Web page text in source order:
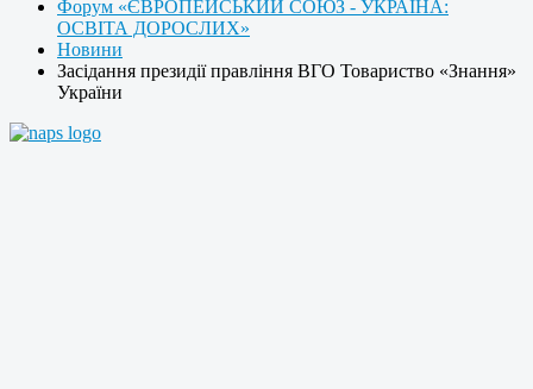
Форум «ЄВРОПЕЙСЬКИЙ СОЮЗ - УКРАЇНА:
ОСВІТА ДОРОСЛИХ»
Новини
Засідання президії правління ВГО Товариство «Знання»
України